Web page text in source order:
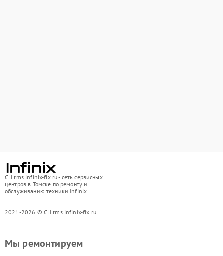
СЦ tms.infinix-fix.ru - сеть сервисных
центров в Томске по ремонту и
обслуживанию техники Infinix
2021-2026 © СЦ tms.infinix-fix.ru
Мы ремонтируем